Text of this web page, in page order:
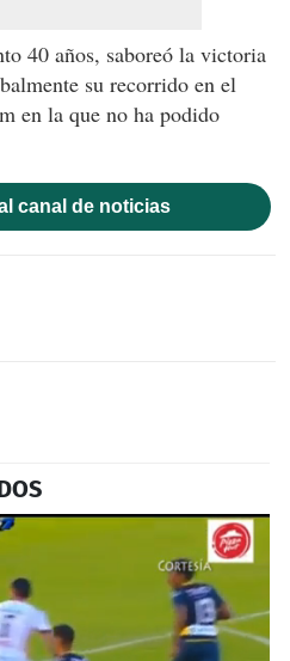
40 años, saboreó la victoria
su recorrido en el
en la que no ha podido
canal de noticias